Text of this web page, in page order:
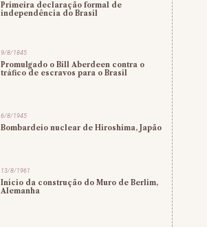
Primeira declaração formal de
independência do Brasil
9/8/1845
Promulgado o Bill Aberdeen contra o
tráfico de escravos para o Brasil
6/8/1945
Bombardeio nuclear de Hiroshima, Japão
13/8/1961
Início da construção do Muro de Berlim,
Alemanha